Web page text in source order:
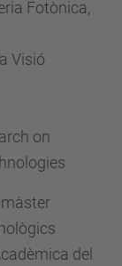
Fotònica,
Visió
on
del